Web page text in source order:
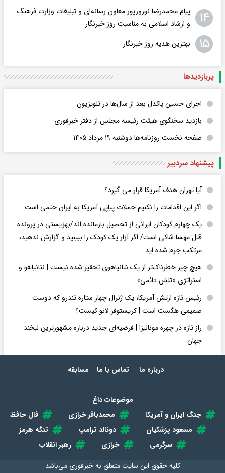
۱۴
پیام محمدرضا نوروزپور معاون رسانه‌ای و تبلیغات وزارت فرهنگ
و ارشاد اسلامی به مناسبت روز خبرنگار
۱۵ بهترین هدیه روز خبرنگار
پربازدید‌ها
اجرای حسین پاکدل بعد از سال‌ها در تلویزیون
بازدید سخنگوی هیئت رئیسه مجلس از دفتر خبرفوری
صفحه نخست روزنامه‌ها دوشنبه ۱۹ مرداد ۱۴۰۵
پیشنهاد سردبیر
آیا تهران هدف آمریکا قرار می گیرد؟
اگر این اقدامات را نکنیم حملات پیاپی آمریکا به ایران حتمی است
یک چهارم کودکان ایرانی از تحصیل بازمانده اند/بهزیستی در پرونده
قتل مهسا شاکی است/ اگر آزار یک کودک را ببینید و گزارش ندهید،
مرتکب جرم شده اید
هیچ چیز خطرناک‌تر از یک نتانیاهوی تحقیر شده نیست | نتانیاهو و
استراتژی «تنش دائمی»
رئیس تازه ارتش آمریکا؛ یک ژنرال چهار ستاره تندرو که دوست
صمیمی هگست است | کریستوفر لانو کیست؟
راز تازه در چهره مونالیزا | فرضیه‌ای جدید درباره مشهورترین لبخند
جهان
درباره ما تماس با ما مسابقه
موضوعات داغ
جنگ ایران و آمریکا
محمدباقر خرازی
فال حافظ
مسعود پزشکیان
دونالد ترامپ
تنگه هرمز
سرگرمی
خرازی
رهبر انقلاب
کلیه حقوق این سایت متعلق بهخبرفوری می‌باشد